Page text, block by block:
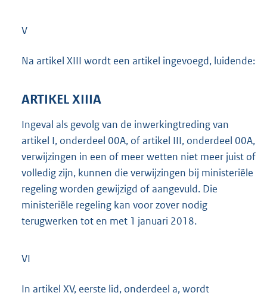
V
Na artikel XIII wordt een artikel ingevoegd, luidende:
ARTIKEL XIIIA
Ingeval als gevolg van de inwerkingtreding van
artikel I, onderdeel 00A, of artikel III, onderdeel 00A,
verwijzingen in een of meer wetten niet meer juist of
volledig zijn, kunnen die verwijzingen bij ministeriële
regeling worden gewijzigd of aangevuld. Die
ministeriële regeling kan voor zover nodig
terugwerken tot en met 1 januari 2018.
VI
In artikel XV, eerste lid, onderdeel a, wordt